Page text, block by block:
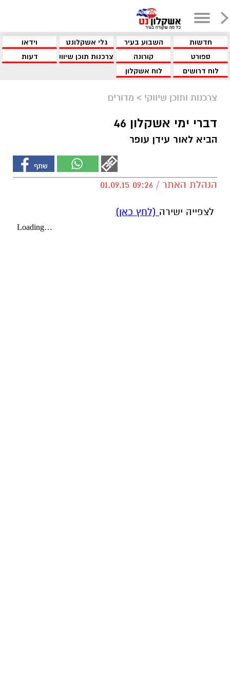
חדשות השבוע בעיר גלי אשקלונט
וידאו
ספורט
קורונה צרכנות תוכן שיווקי
דעות
לוח דרושים
לוח אשקלון
צרכנות ותוכן שיווקי > מדורים
דברי ימי אשקלון 46
הביא לאור עידן עופר
הנהלת האתר / 09:26 01.09.15
לצפייה ישירה (לחץ כאן)